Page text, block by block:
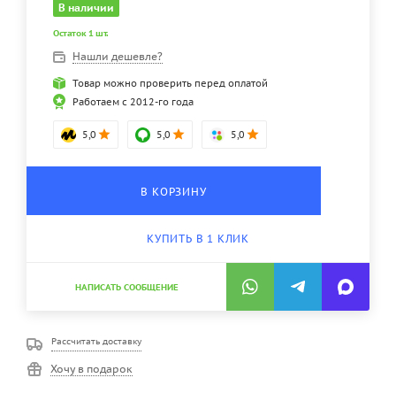
В наличии
Остаток 1 шт.
Нашли дешевле?
Товар можно проверить перед оплатой
Работаем с 2012-го года
5,0 5,0 5,0
В КОРЗИНУ
КУПИТЬ В 1 КЛИК
НАПИСАТЬ СООБЩЕНИЕ
Рассчитать доставку
Хочу в подарок